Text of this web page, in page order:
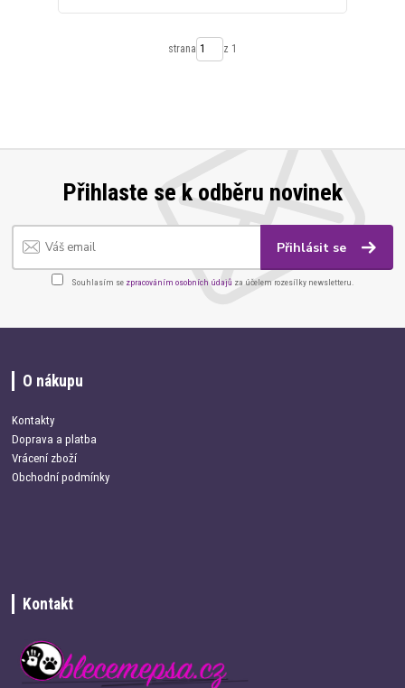
strana z 1
Přihlaste se k odběru novinek
Přihlásit se
Souhlasím se zpracováním osobních údajů za účelem rozesílky newsletteru.
O nákupu
Kontakty
Doprava a platba
Vrácení zboží
Obchodní podmínky
Kontakt